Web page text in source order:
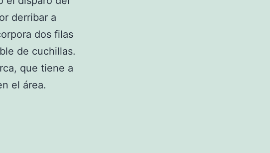
derribar a
dos filas
de cuchillas.
que tiene a
el área.